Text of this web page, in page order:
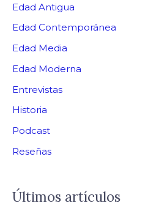
Edad Antigua
Edad Contemporánea
Edad Media
Edad Moderna
Entrevistas
Historia
Podcast
Reseñas
Últimos artículos